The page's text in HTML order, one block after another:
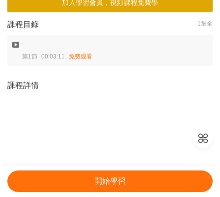
加入學習會員，視頻課程免費學
課程目錄 1集全
第1節 00:03:11 免费观看
課程詳情
開始學習